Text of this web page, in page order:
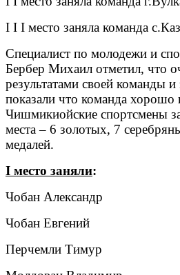
I I I место заняла команда
Специалист по молодежи и
Бербер Михаил отметил, что
результатами своей команды и
показали что команда хорошо
Чишмикиойские спортсмены
места – 6 золотых, 7
медалей.
I место заняли:
Чобан Александр
Чобан Евгений
Перчемли Тимур